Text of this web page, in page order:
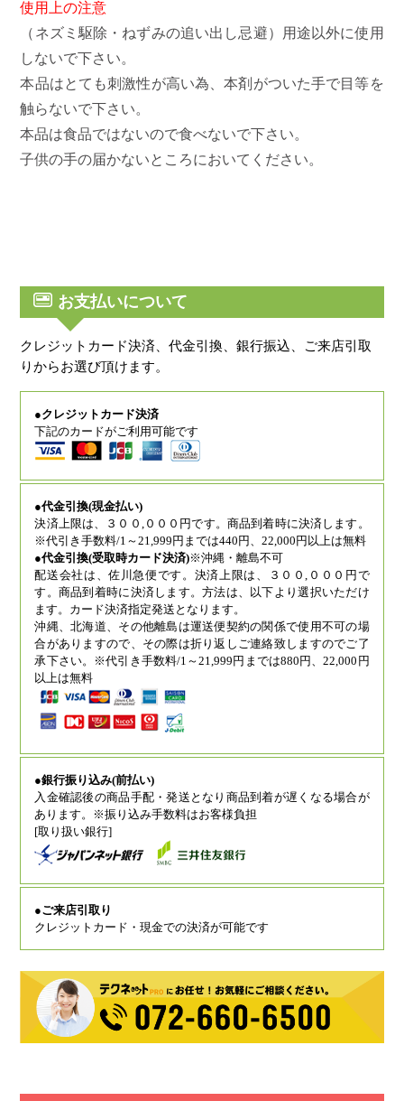
使用上の注意
（ネズミ駆除・ねずみの追い出し忌避）用途以外に使用
しないで下さい。
本品はとても刺激性が高い為、本剤がついた手で目等を
触らないで下さい。
本品は食品ではないので食べないで下さい。
子供の手の届かないところにおいてください。
お支払いについて
クレジットカード決済、代金引換、銀行振込、ご来店引取
りからお選び頂けます。
●クレジットカード決済
下記のカードがご利用可能です
●代金引換(現金払い)
決済上限は、３００,０００円です。商品到着時に決済します。
※代引き手数料/1～21,999円までは440円、22,000円以上は無料
●代金引換(受取時カード決済)※沖縄・離島不可
配送会社は、佐川急便です。決済上限は、３００,０００円で
す。商品到着時に決済します。方法は、以下より選択いただけ
ます。カード決済指定発送となります。
沖縄、北海道、その他離島は運送便契約の関係で使用不可の場
合がありますので、その際は折り返しご連絡致しますのでご了
承下さい。※代引き手数料/1～21,999円までは880円、22,000円
以上は無料
●銀行振り込み(前払い)
入金確認後の商品手配・発送となり商品到着が遅くなる場合が
あります。※振り込み手数料はお客様負担
[取り扱い銀行]
●ご来店引取り
クレジットカード・現金での決済が可能です